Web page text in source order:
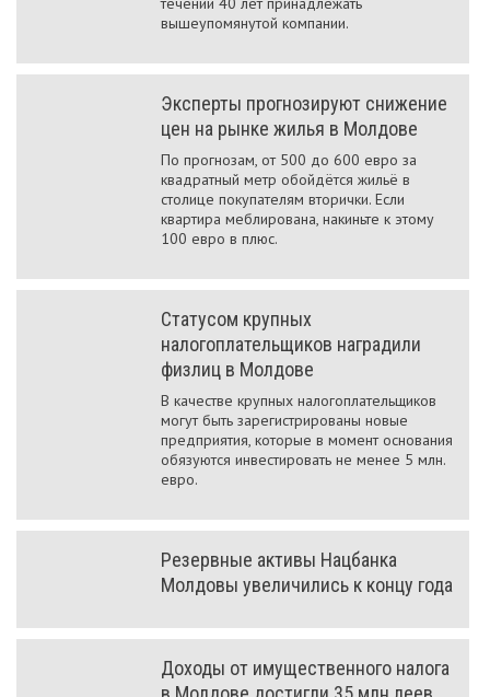
вышеупомянутой компании.
Эксперты прогнозируют снижение
цен на рынке жилья в Молдове
По прогнозам, от 500 до 600 евро за
квадратный метр обойдётся жильё в
столице покупателям вторички. Если
квартира меблирована, накиньте к этому
100 евро в плюс.
Статусом крупных
налогоплательщиков наградили
физлиц в Молдове
В качестве крупных налогоплательщиков
могут быть зарегистрированы новые
предприятия, которые в момент основания
обязуются инвестировать не менее 5 млн.
евро.
Резервные активы Нацбанка
Молдовы увеличились к концу года
Доходы от имущественного налога